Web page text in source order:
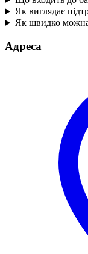
Як виглядає
Як швидко
Адреса